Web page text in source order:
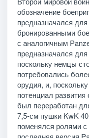
обозначение
предназначался
бронированными
с аналогичным
предназначался
поскольку немцы
потребовались
орудия, и,
потенциал
был переработан
7,5-см пушки KwK
поменялся ролями с